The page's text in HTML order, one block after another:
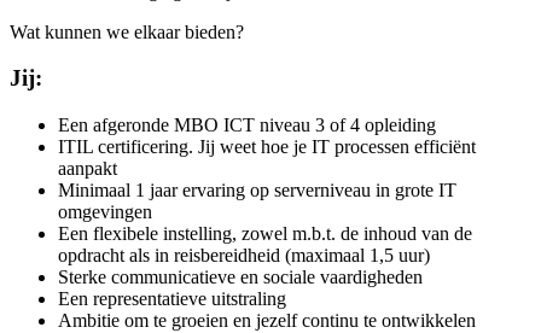
Wat kunnen we elkaar bieden?
Jij:
Een afgeronde MBO ICT niveau 3 of 4 opleiding
ITIL certificering. Jij weet hoe je IT processen efficiënt
aanpakt
Minimaal 1 jaar ervaring op serverniveau in grote IT
omgevingen
Een flexibele instelling, zowel m.b.t. de inhoud van de
opdracht als in reisbereidheid (maximaal 1,5 uur)
Sterke communicatieve en sociale vaardigheden
Een representatieve uitstraling
Ambitie om te groeien en jezelf continu te ontwikkelen